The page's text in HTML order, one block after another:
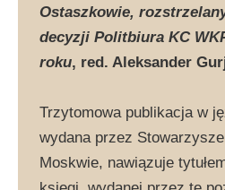
Ostaszkowie,
decyzji Politbiura KC
roku, red. Aleksander
Trzytomowa publikacja w
wydana przez
Moskwie, nawiązuje